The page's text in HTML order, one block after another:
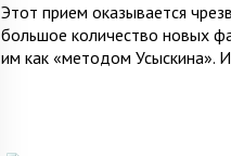
Этот прием оказывается
большое количество новых
им как «методом Усыскина».